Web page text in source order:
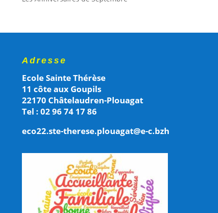
Adresse
Ecole Sainte Thérèse
11 côte aux Goupils
22170 Châtelaudren-Plouagat
Tel : 02 96 74 17 86
eco22.ste-therese.plouagat@e-c.bzh